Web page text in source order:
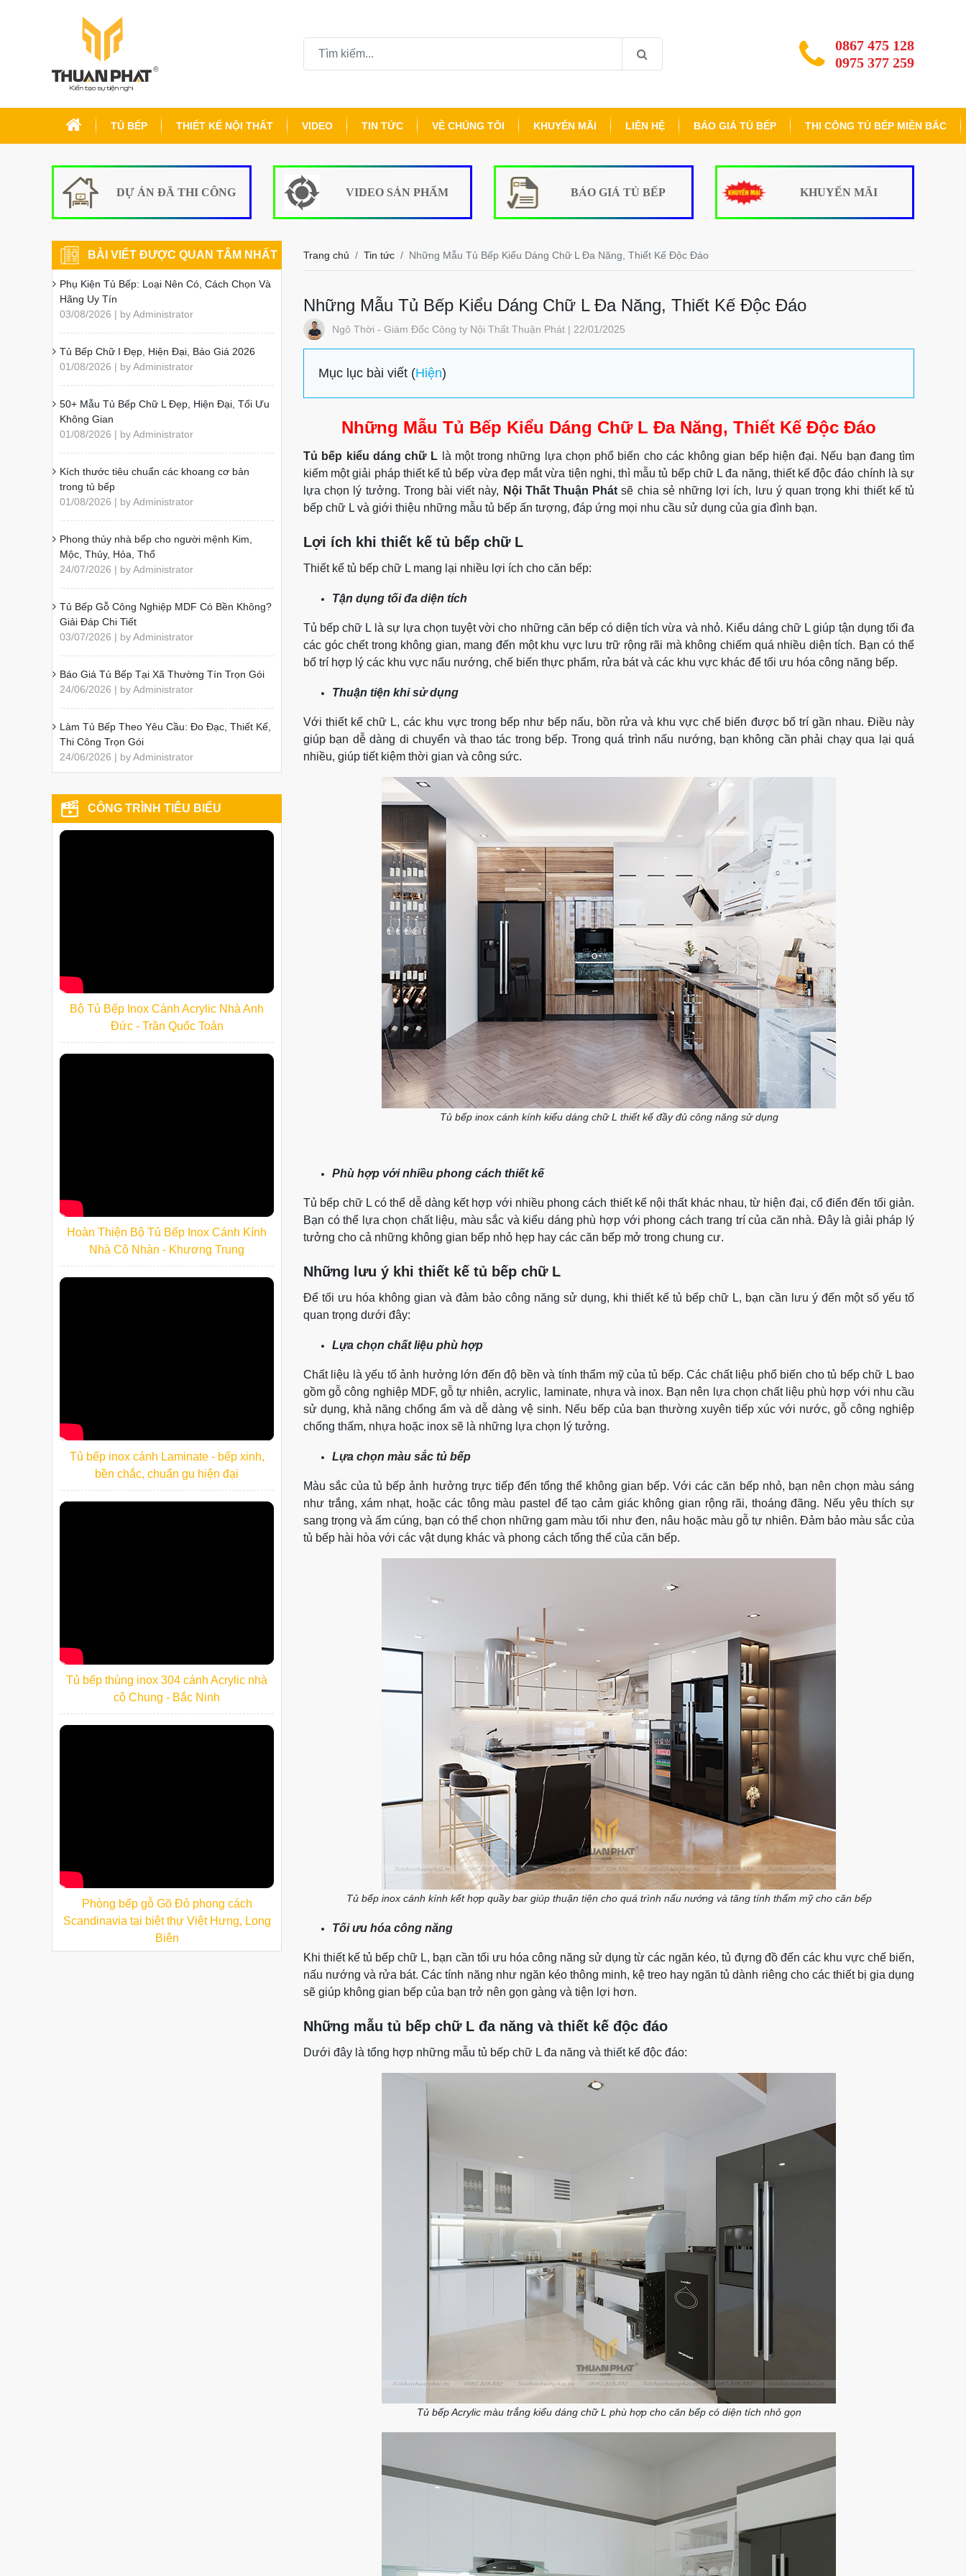
0867 475 128
0975 377 259
TỦ BẾP THIẾT KẾ NỘI THẤT VIDEO TIN TỨC VỀ CHÚNG TÔI KHUYẾN MÃI LIÊN HỆ BÁO GIÁ TỦ BẾP THI CÔNG TỦ BẾP MIỀN BẮC
DỰ ÁN ĐÃ THI CÔNG VIDEO SẢN PHẨM BÁO GIÁ TỦ BẾP KHUYẾN MÃI
Trang chủ Tin tức Những Mẫu Tủ Bếp Kiểu Dáng Chữ L Đa Năng, Thiết Kế Độc Đáo
Những Mẫu Tủ Bếp Kiểu Dáng Chữ L Đa Năng, Thiết Kế Độc Đáo
Ngô Thời - Giám Đốc Công ty Nội Thất Thuận Phát | 22/01/2025
Mục lục bài viết (Hiện)
Những Mẫu Tủ Bếp Kiểu Dáng Chữ L Đa Năng, Thiết Kế Độc Đáo
Tủ bếp kiểu dáng chữ L là một trong những lựa chọn phổ biến cho các không gian bếp hiện đại. Nếu bạn đang tìm
kiếm một giải pháp thiết kế tủ bếp vừa đẹp mắt vừa tiện nghi, thì mẫu tủ bếp chữ L đa năng, thiết kế độc đáo chính là sự
lựa chọn lý tưởng. Trong bài viết này, Nội Thất Thuận Phátsẽ chia sẻ những lợi ích, lưu ý quan trọng khi thiết kế tủ
bếp chữ L và giới thiệu những mẫu tủ bếp ấn tượng, đáp ứng mọi nhu cầu sử dụng của gia đình bạn.
Lợi ích khi thiết kế tủ bếp chữ L
Thiết kế tủ bếp chữ L mang lại nhiều lợi ích cho căn bếp:
Tận dụng tối đa diện tích
Tủ bếp chữ L là sự lựa chọn tuyệt vời cho những căn bếp có diện tích vừa và nhỏ. Kiểu dáng chữ L giúp tận dụng tối đa
các góc chết trong không gian, mang đến một khu vực lưu trữ rộng rãi mà không chiếm quá nhiều diện tích. Bạn có thể
bố trí hợp lý các khu vực nấu nướng, chế biến thực phẩm, rửa bát và các khu vực khác để tối ưu hóa công năng bếp.
Thuận tiện khi sử dụng
Với thiết kế chữ L, các khu vực trong bếp như bếp nấu, bồn rửa và khu vực chế biến được bố trí gần nhau. Điều này
giúp bạn dễ dàng di chuyển và thao tác trong bếp. Trong quá trình nấu nướng, bạn không cần phải chạy qua lại quá
nhiều, giúp tiết kiệm thời gian và công sức.
Tủ bếp inox cánh kính kiểu dáng chữ L thiết kế đầy đủ công năng sử dụng
Phù hợp với nhiều phong cách thiết kế
Tủ bếp chữ L có thể dễ dàng kết hợp với nhiều phong cách thiết kế nội thất khác nhau, từ hiện đại, cổ điển đến tối giản.
Bạn có thể lựa chọn chất liệu, màu sắc và kiểu dáng phù hợp với phong cách trang trí của căn nhà. Đây là giải pháp lý
tưởng cho cả những không gian bếp nhỏ hẹp hay các căn bếp mở trong chung cư.
Những lưu ý khi thiết kế tủ bếp chữ L
Để tối ưu hóa không gian và đảm bảo công năng sử dụng, khi thiết kế tủ bếp chữ L, bạn cần lưu ý đến một số yếu tố
quan trọng dưới đây:
Lựa chọn chất liệu phù hợp
Chất liệu là yếu tố ảnh hưởng lớn đến độ bền và tính thẩm mỹ của tủ bếp. Các chất liệu phổ biến cho tủ bếp chữ L bao
gồm gỗ công nghiệp MDF, gỗ tự nhiên, acrylic, laminate, nhựa và inox. Bạn nên lựa chọn chất liệu phù hợp với nhu cầu
sử dụng, khả năng chống ẩm và dễ dàng vệ sinh. Nếu bếp của bạn thường xuyên tiếp xúc với nước, gỗ công nghiệp
chống thấm, nhựa hoặc inox sẽ là những lựa chọn lý tưởng.
Lựa chọn màu sắc tủ bếp
Màu sắc của tủ bếp ảnh hưởng trực tiếp đến tổng thể không gian bếp. Với các căn bếp nhỏ, bạn nên chọn màu sáng
như trắng, xám nhạt, hoặc các tông màu pastel để tạo cảm giác không gian rộng rãi, thoáng đãng. Nếu yêu thích sự
sang trọng và ấm cúng, bạn có thể chọn những gam màu tối như đen, nâu hoặc màu gỗ tự nhiên. Đảm bảo màu sắc của
tủ bếp hài hòa với các vật dụng khác và phong cách tổng thể của căn bếp.
Tủ bếp inox cánh kính kết hợp quầy bar giúp thuận tiện cho quá trình nấu nướng và tăng tính thẩm mỹ cho căn bếp
Tối ưu hóa công năng
Khi thiết kế tủ bếp chữ L, bạn cần tối ưu hóa công năng sử dụng từ các ngăn kéo, tủ đựng đồ đến các khu vực chế biến,
nấu nướng và rửa bát. Các tính năng như ngăn kéo thông minh, kệ treo hay ngăn tủ dành riêng cho các thiết bị gia dụng
sẽ giúp không gian bếp của bạn trở nên gọn gàng và tiện lợi hơn.
Những mẫu tủ bếp chữ L đa năng và thiết kế độc đáo
Dưới đây là tổng hợp những mẫu tủ bếp chữ L đa năng và thiết kế độc đáo:
Tủ bếp Acrylic màu trắng kiểu dáng chữ L phù hợp cho căn bếp có diện tích nhỏ gọn
BÀI VIẾT ĐƯỢC QUAN TÂM NHẤT
Phụ Kiện Tủ Bếp: Loại Nên Có, Cách Chọn Và
Hãng Uy Tín
03/08/2026 | by Administrator
Tủ Bếp Chữ I Đẹp, Hiện Đại, Báo Giá 2026
01/08/2026 | by Administrator
50+ Mẫu Tủ Bếp Chữ L Đẹp, Hiện Đại, Tối Ưu
Không Gian
01/08/2026 | by Administrator
Kích thước tiêu chuẩn các khoang cơ bản
trong tủ bếp
01/08/2026 | by Administrator
Phong thủy nhà bếp cho người mệnh Kim,
Mộc, Thủy, Hỏa, Thổ
24/07/2026 | by Administrator
Tủ Bếp Gỗ Công Nghiệp MDF Có Bền Không?
Giải Đáp Chi Tiết
03/07/2026 | by Administrator
Báo Giá Tủ Bếp Tại Xã Thường Tín Trọn Gói
24/06/2026 | by Administrator
Làm Tủ Bếp Theo Yêu Cầu: Đo Đạc, Thiết Kế,
Thi Công Trọn Gói
24/06/2026 | by Administrator
CÔNG TRÌNH TIÊU BIỂU
Bộ Tủ Bếp Inox Cánh Acrylic Nhà Anh
Đức - Trần Quốc Toản
Hoàn Thiện Bộ Tủ Bếp Inox Cánh Kính
Nhà Cô Nhàn - Khương Trung
Tủ bếp inox cánh Laminate - bếp xinh,
bền chắc, chuẩn gu hiện đại
Tủ bếp thùng inox 304 cánh Acrylic nhà
cô Chung - Bắc Ninh
Phòng bếp gỗ Gõ Đỏ phong cách
Scandinavia tại biệt thự Việt Hưng, Long
Biên